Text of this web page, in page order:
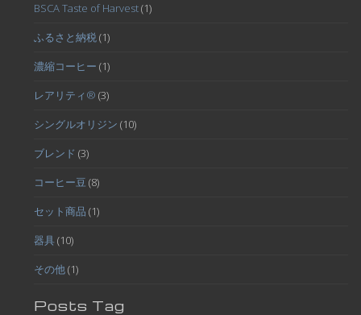
BSCA Taste of Harvest(1)
ふるさと納税(1)
濃縮コーヒー (1)
レアリティ® (3)
シングルオリジン (10)
ブレンド (3)
コーヒー豆 (8)
セット商品 (1)
器具(10)
その他(1)
Posts Tag